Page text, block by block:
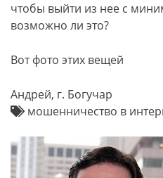
чтобы выйти из нее с
возможно ли это?
Вот фото этих вещей
Андрей, г. Богучар
мошенничество в